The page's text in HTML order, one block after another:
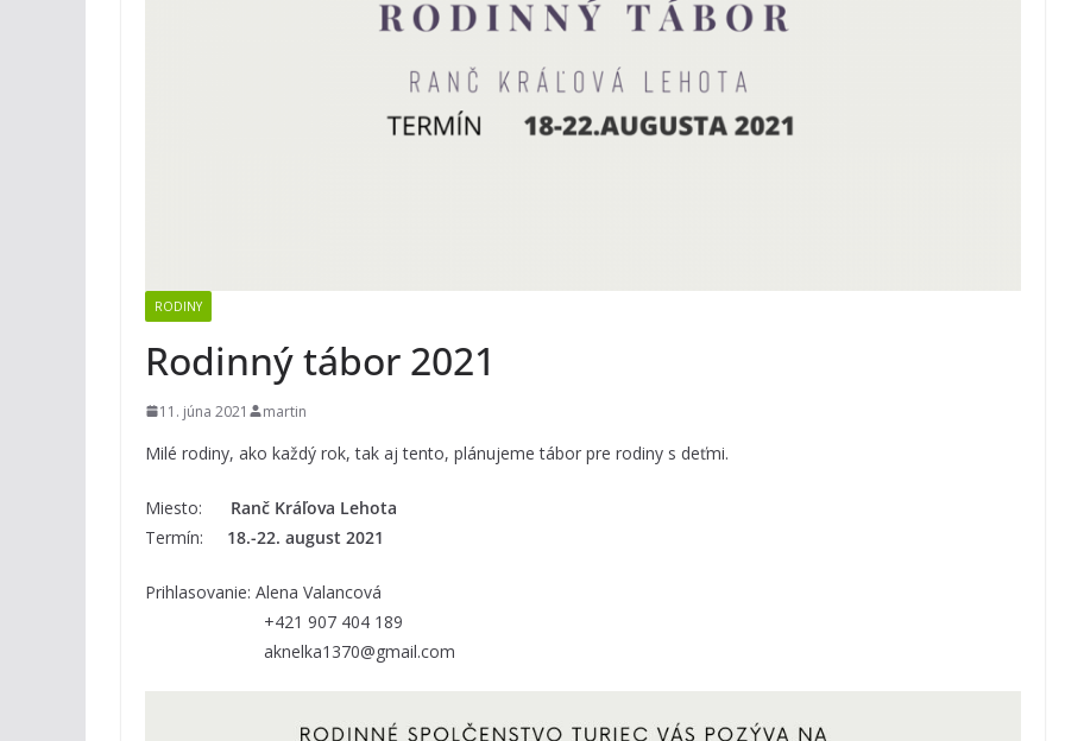
RODINY
Rodinný tábor 2021
11. júna 2021 martin
Milé rodiny, ako každý rok, tak aj tento, plánujeme tábor pre rodiny s deťmi.
Miesto:
Ranč Kráľova Lehota
Termín: 18.-22. august 2021
Prihlasovanie: Alena Valancová
+421 907 404 189
aknelka1370@gmail.com